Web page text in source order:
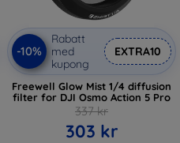
-10%
Rabatt
med
kupong
EXTRA10
Freewell Glow Mist 1/4 diffusion
filter for DJI Osmo Action 5 Pro
337 kr
303 kr